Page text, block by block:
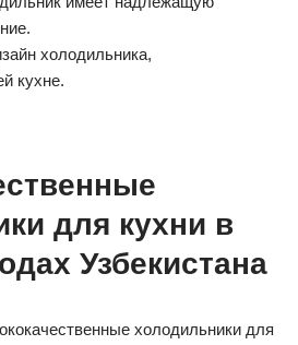
холодильника,
кухне.
для кухни в
Узбекистана
холодильники для